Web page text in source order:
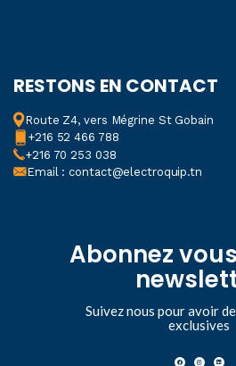
RESTONS EN CONTACT
Route Z4, vers Mégrine St Gobain
+216 52 466 788
+216 70 253 038
Email : contact@electroquip.tn
Abonnez
Suivez nous pour avoir
exclusives